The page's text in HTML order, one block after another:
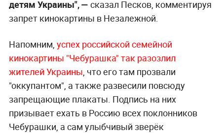
детям Украины", — сказал Песков, комментируя
запрет кинокартины в Незалежной.
Напомним, успех российской семейной
кинокартины "Чебурашка" так разозлил
жителей Украины , что его там прозвали
"оккупантом", а также развесили повсюду
запрещающие плакаты. Подпись на них
призывает ехать в Россию всех поклонников
Чебурашки, а сам улыбчивый зверёк